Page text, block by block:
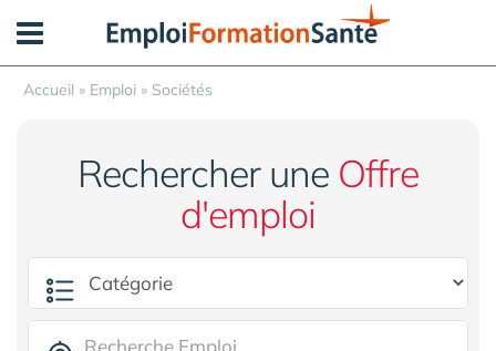
Accueil » Emploi » Sociétés
Rechercher une Offre
d'emploi